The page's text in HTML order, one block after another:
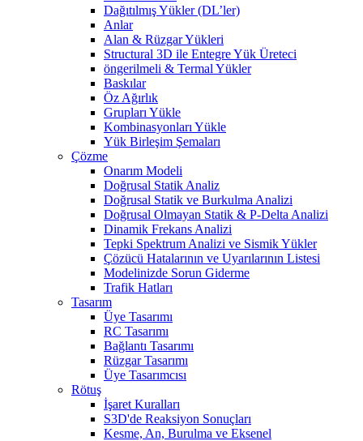
Dağıtılmış Yükler (DL’ler)
Anlar
Alan & Rüzgar Yükleri
Structural 3D ile Entegre Yük Üreteci
öngerilmeli & Termal Yükler
Baskılar
Öz Ağırlık
Grupları Yükle
Kombinasyonları Yükle
Yük Birleşim Şemaları
Çözme
Onarım Modeli
Doğrusal Statik Analiz
Doğrusal Statik ve Burkulma Analizi
Doğrusal Olmayan Statik & P-Delta Analizi
Dinamik Frekans Analizi
Tepki Spektrum Analizi ve Sismik Yükler
Çözücü Hatalarının ve Uyarılarının Listesi
Modelinizde Sorun Giderme
Trafik Hatları
Tasarım
Üye Tasarımı
RC Tasarımı
Bağlantı Tasarımı
Rüzgar Tasarımı
Üye Tasarımcısı
Rötuş
İşaret Kuralları
S3D'de Reaksiyon Sonuçları
Kesme, An, Burulma ve Eksenel